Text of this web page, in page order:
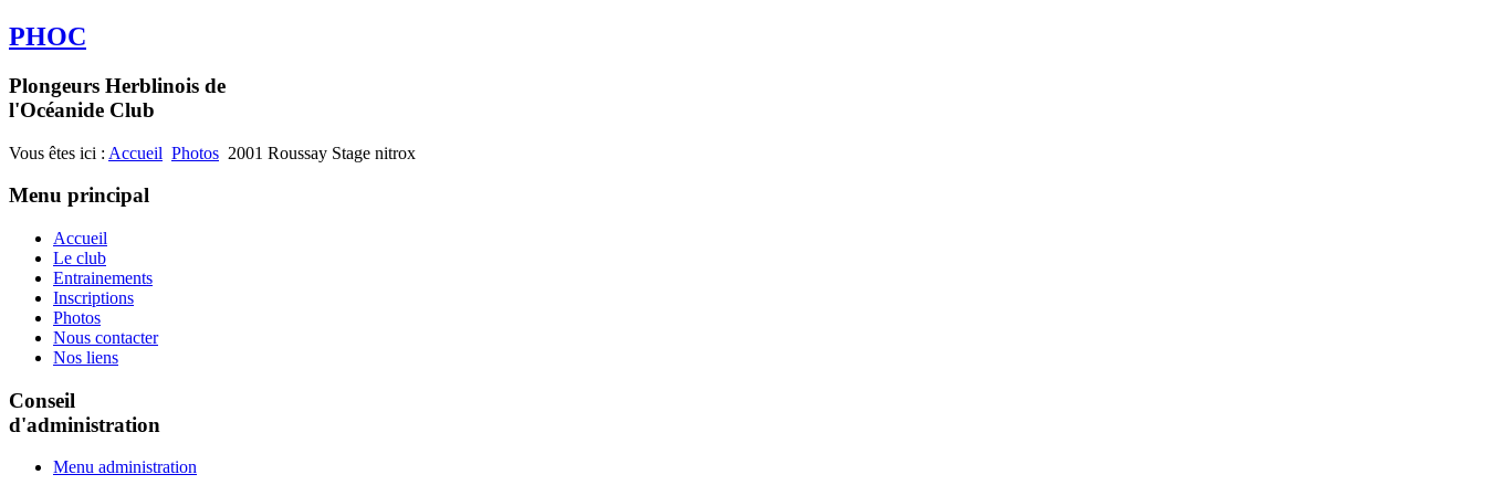
PHOC
Plongeurs Herblinois de
l'Océanide Club
Vous êtes ici : Accueil Photos 2001 Roussay Stage nitrox
Menu principal
Accueil
Le club
Entrainements
Inscriptions
Photos
Nous contacter
Nos liens
Conseil
d'administration
Menu administration